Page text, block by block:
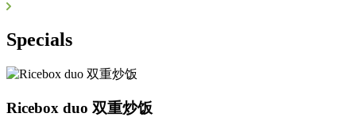
Specials
Ricebox duo 双重炒饭